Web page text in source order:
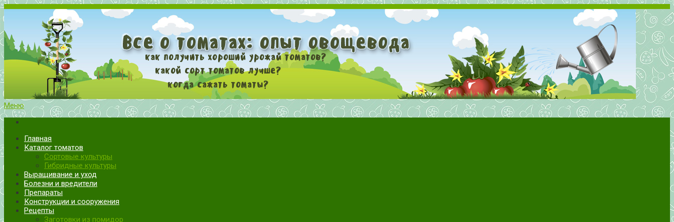
Все о томатах. Выращивание томатов. Сорта и рассада.
Выращивание и уход за томатами
Меню
Главная
Каталог томатов
Сортовые культуры
Гибридные культуры
Выращивание и уход
Болезни и вредители
Препараты
Конструкции и сооружения
Рецепты
Заготовки из помидор